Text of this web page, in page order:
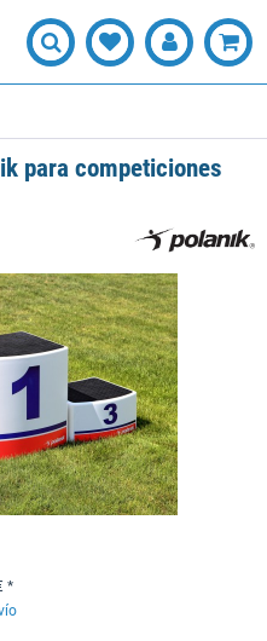
para competiciones
*